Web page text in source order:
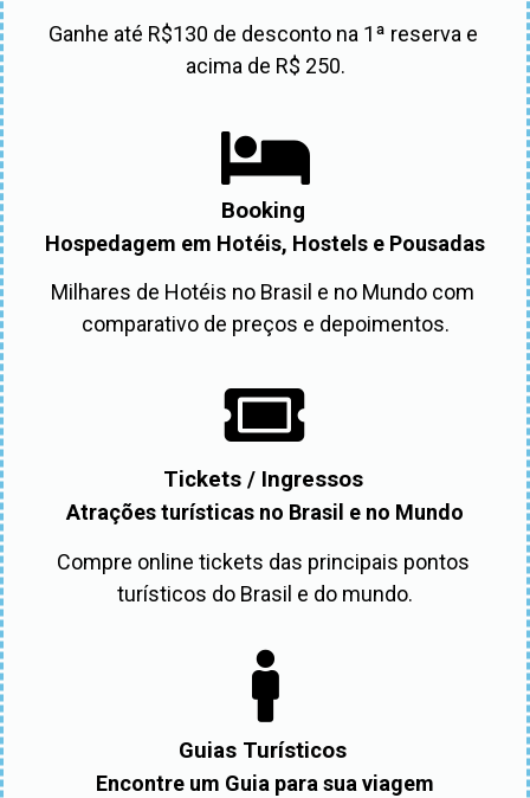
Ganhe até R$130 de desconto na 1ª reserva e
acima de R$ 250.
Booking
Hospedagem em Hotéis, Hostels e Pousadas
Milhares de Hotéis no Brasil e no Mundo com
comparativo de preços e depoimentos.
Tickets / Ingressos
Atrações turísticas no Brasil e no Mundo
Compre online tickets das principais pontos
turísticos do Brasil e do mundo.
Guias Turísticos
Encontre um Guia para sua viagem